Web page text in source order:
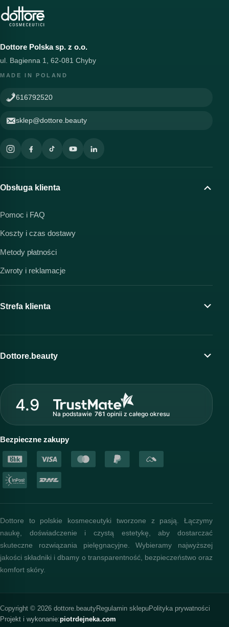
Dottore Polska sp. z o.o.
ul. Bagienna 1, 62-081 Chyby
MADE IN POLAND
616792520
sklep@dottore.beauty
Obsługa klienta
Pomoc i FAQ
Koszty i czas dostawy
Metody płatności
Zwroty i reklamacje
Strefa klienta
Moje konto
Program lojalnościowy
Strefa profesjonalisty
Dottore.beauty
O marce Dottore
Nasz zespół
Akademia i szkolenia
Baza wiedzy
4.9
Na podstawie 761 opiniiz całego okresu
Bezpieczne zakupy
Dottore to polskie kosmeceutyki tworzone z pasją. Łączymy
naukę, doświadczenie i czystą estetykę, aby dostarczać
skuteczne rozwiązania pielęgnacyjne. Wybieramy najwyższej
jakości składniki i dbamy o transparentność, bezpieczeństwo oraz
komfort skóry.
Copyright © 2026 dottore.beautyRegulamin sklepuPolityka prywatności
Projekt i wykonanie:piotrdejneka.com